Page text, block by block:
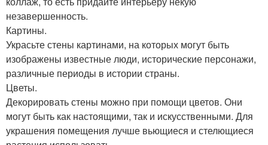
незавершенность.
Картины.
Украсьте стены картинами, на которых могут быть
изображены известные люди, исторические персонажи,
различные периоды в истории страны.
Цветы.
Декорировать стены можно при помощи цветов. Они
могут быть как настоящими, так и искусственными. Для
украшения помещения лучше вьющиеся и стелющиеся